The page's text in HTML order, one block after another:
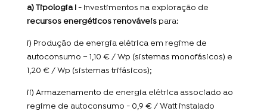
a) Tipologia I- Investimentos na exploração de
recursos energéticos renováveispara:
i) Produção de energia elétrica em regime de
autoconsumo – 1,10 € / Wp (sistemas monofásicos) e
1,20 € / Wp (sistemas trifásicos);
ii) Armazenamento de energia elétrica associado ao
regime de autoconsumo - 0,9 € / Watt instalado